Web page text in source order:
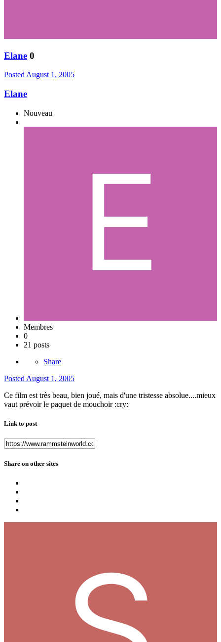
Elane 0
Posted August 1, 2005
Elane
Nouveau
Membres
0
21 posts
Share
Posted August 1, 2005
Ce film est très beau, bien joué, mais d'une tristesse absolue....mieux
vaut prévoir le paquet de mouchoir :cry:
Link to post
Share on other sites